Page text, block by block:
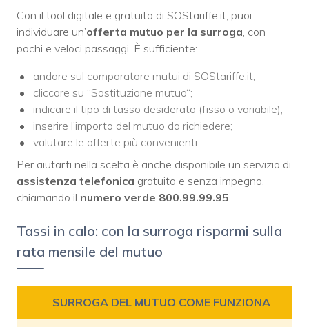
Con il tool digitale e gratuito di SOStariffe.it, puoi
individuare un’offerta mutuo per la surroga, con
pochi e veloci passaggi. È sufficiente:
andare sul comparatore mutui di SOStariffe.it;
cliccare su “Sostituzione mutuo“;
indicare il tipo di tasso desiderato (fisso o variabile);
inserire l’importo del mutuo da richiedere;
valutare le offerte più convenienti.
Per aiutarti nella scelta è anche disponibile un servizio di
assistenza telefonica gratuita e senza impegno,
chiamando il numero verde 800.99.99.95.
Tassi in calo: con la surroga risparmi sulla
rata mensile del mutuo
SURROGA DEL MUTUO COME FUNZIONA